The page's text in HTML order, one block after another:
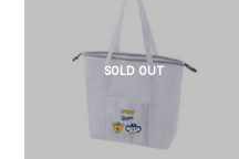
SOLD OUT